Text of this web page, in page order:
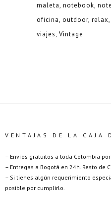
maleta notebook
oficina outdoor relax
viajes Vintage
VENTAJAS DE LA CAJA
– Envíos gratuitos a toda Colombia
– Entregas a Bogotá en 24h. Resto de
– Si tienes algún requerimiento
posible por cumplirlo.